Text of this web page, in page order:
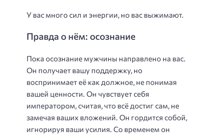
У вас много сил и энергии, но вас выжимают.
Правда о нём: осознание
Пока осознание мужчины направлено на вас.
Он получает вашу поддержку, но
воспринимает её как должное, не понимая
вашей ценности. Он чувствует себя
императором, считая, что всё достиг сам, не
замечая ваших вложений. Он гордится собой,
игнорируя ваши усилия. Со временем он